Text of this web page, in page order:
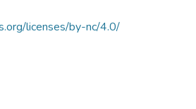
licenses/by-nc/4.0/